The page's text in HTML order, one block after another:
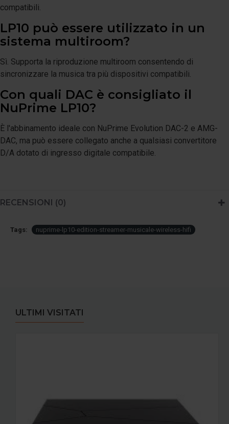
compatibili.
LP10 può essere utilizzato in un
sistema multiroom?
Sì. Supporta la riproduzione multiroom consentendo di
sincronizzare la musica tra più dispositivi compatibili.
Con quali DAC è consigliato il
NuPrime LP10?
È l'abbinamento ideale con NuPrime Evolution DAC-2 e AMG-
DAC, ma può essere collegato anche a qualsiasi convertitore
D/A dotato di ingresso digitale compatibile.
RECENSIONI (0)
Tags: nuprime-lp10-edition-streamer-musicale-wireless-hifi
ULTIMI VISITATI